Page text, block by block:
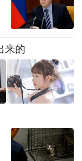
，版权归原作
，电话：027-
的视频、图片或音
号”用户上传并发
。
the videos,
is a social media
storage
来的